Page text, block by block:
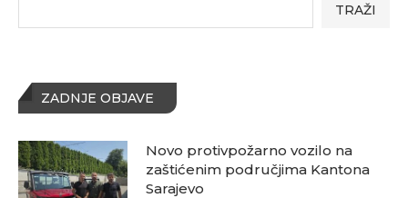
TRAŽI
ZADNJE OBJAVE
Novo protivpožarno vozilo na
zaštićenim područjima Kantona
Sarajevo